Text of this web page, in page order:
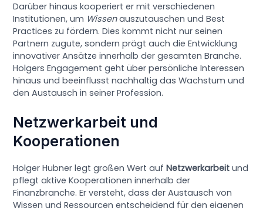
Darüber hinaus kooperiert er mit verschiedenen
Institutionen, um Wissenauszutauschen und Best
Practices zu fördern. Dies kommt nicht nur seinen
Partnern zugute, sondern prägt auch die Entwicklung
innovativer Ansätze innerhalb der gesamten Branche.
Holgers Engagement geht über persönliche Interessen
hinaus und beeinflusst nachhaltig das Wachstum und
den Austausch in seiner Profession.
Netzwerkarbeit und
Kooperationen
Holger Hubner legt großen Wert aufNetzwerkarbeit und
pflegt aktive Kooperationen innerhalb der
Finanzbranche. Er versteht, dass der Austausch von
Wissen und Ressourcen entscheidend für den eigenen